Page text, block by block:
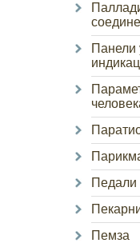
Панели
Педали
Пемза